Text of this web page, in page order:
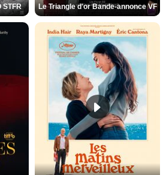
STFR Le Triangle d'or Bande-annonce VF